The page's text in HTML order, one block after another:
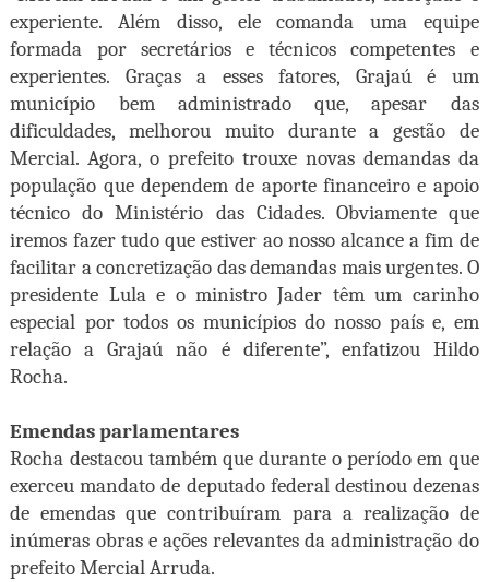
experiente. Além disso, ele comanda uma equipe
formada por secretários e técnicos competentes e
experientes. Graças a esses fatores, Grajaú é um
município bem administrado que, apesar das
dificuldades, melhorou muito durante a gestão de
Mercial. Agora, o prefeito trouxe novas demandas da
população que dependem de aporte financeiro e apoio
técnico do Ministério das Cidades. Obviamente que
iremos fazer tudo que estiver ao nosso alcance a fim de
facilitar a concretização das demandas mais urgentes. O
presidente Lula e o ministro Jader têm um carinho
especial por todos os municípios do nosso país e, em
relação a Grajaú não é diferente”, enfatizou Hildo
Rocha.
Emendas parlamentares
Rocha destacou também que durante o período em que
exerceu mandato de deputado federal destinou dezenas
de emendas que contribuíram para a realização de
inúmeras obras e ações relevantes da administração do
prefeito Mercial Arruda.